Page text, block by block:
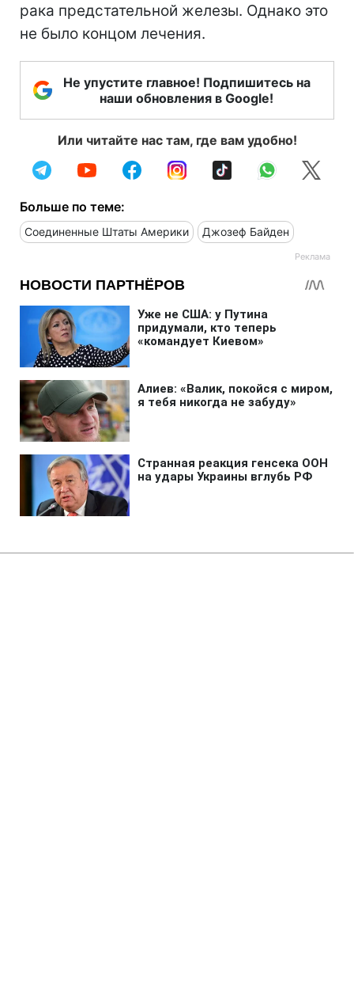
рака предстательной железы. Однако это
не было концом лечения.
Не упустите главное! Подпишитесь на
наши обновления в Google!
Или читайте нас там, где вам удобно!
Больше по теме:
Соединенные Штаты Америки Джозеф Байден